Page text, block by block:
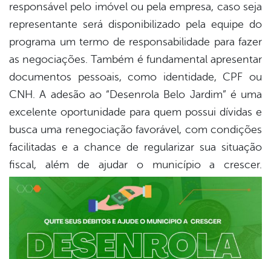
responsável pelo imóvel ou pela empresa, caso seja
representante será disponibilizado pela equipe do
programa um termo de responsabilidade para fazer
as negociações. Também é fundamental apresentar
documentos pessoais, como identidade, CPF ou
CNH. A adesão ao “Desenrola Belo Jardim” é uma
excelente oportunidade para quem possui dívidas e
busca uma renegociação favorável, com condições
facilitadas e a chance de regularizar sua situação
fiscal, além de ajudar o município a crescer.